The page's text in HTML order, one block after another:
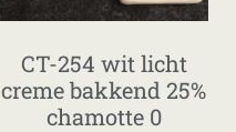
CT-254 wit licht
creme bakkend 25%
chamotte 0